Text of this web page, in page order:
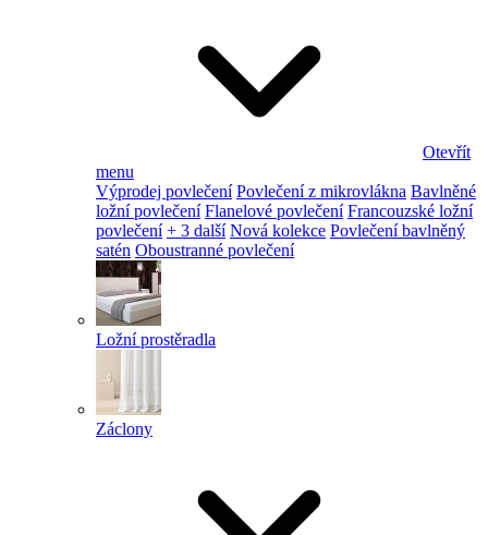
Otevřít
menu
Výprodej povlečení Povlečení z mikrovlákna Bavlněné
ložní povlečení Flanelové povlečení Francouzské ložní
povlečení + 3 další Nová kolekce Povlečení bavlněný
satén Oboustranné povlečení
Ložní prostěradla
Záclony